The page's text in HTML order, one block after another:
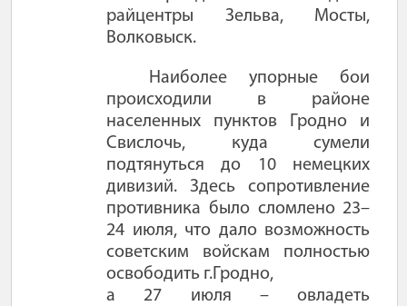
райцентры Зельва, Мосты,
Волковыск.
Наиболее упорные бои
происходили в районе
населенных пунктов Гродно и
Свислочь, куда сумели
подтянуться до 10 немецких
дивизий. Здесь сопротивление
противника было сломлено 23–
24 июля, что дало возможность
советским войскам полностью
освободить г.Гродно,
а 27 июля – овладеть